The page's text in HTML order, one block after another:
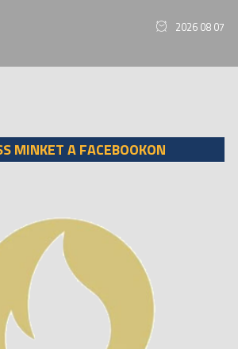
2026 08 07
MINKET A FACEBOOKON